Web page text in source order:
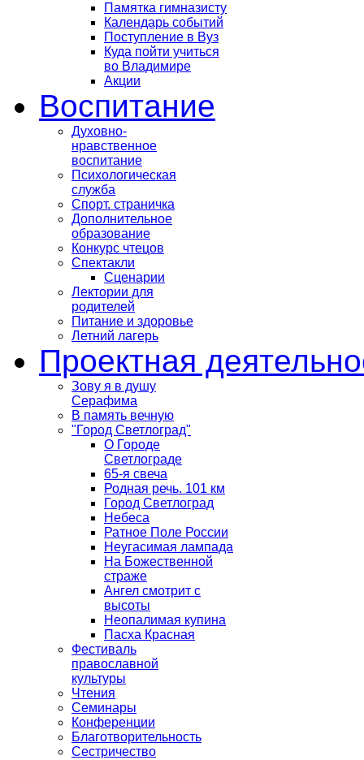
Памятка гимназисту
Календарь событий
Поступление в Вуз
Куда пойти учиться
во Владимире
Акции
Воспитание
Духовно-
нравственное
воспитание
Психологическая
служба
Спорт. страничка
Дополнительное
образование
Конкурс чтецов
Спектакли
Сценарии
Лектории для
родителей
Питание и здоровье
Летний лагерь
Проектная
Зову я в душу
Серафима
В память вечную
"Город Светлоград"
О Городе
Светлограде
65-я свеча
Родная речь. 101 км
Город Светлоград
Небеса
Ратное Поле России
Неугасимая лампада
На Божественной
страже
Ангел смотрит с
высоты
Неопалимая купина
Пасха Красная
Фестиваль
православной
культуры
Чтения
Семинары
Конференции
Благотворительность
Сестричество